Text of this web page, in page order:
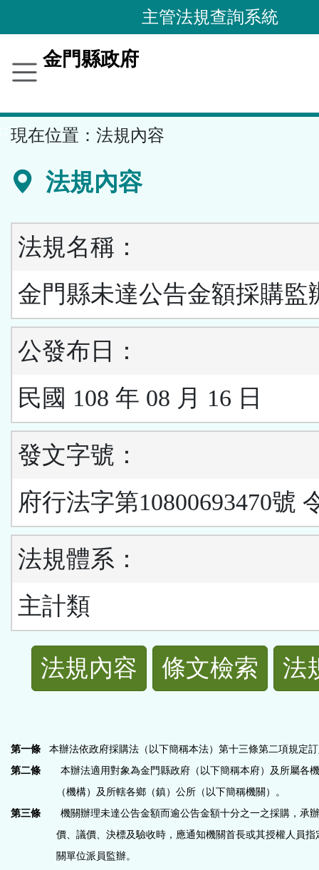
到
要
容
區
主管法規查詢系統
金門縣政府
現在位置： 法規內容
法規內容
法規名稱：
金門縣未達公告金額採購監
公發布日：
民國 108 年 08 月 16 日
發文字號：
府行法字第10800693470號
法規體系：
主計類
規
能
按
法規內容 條文檢索 法
第一條
本辦法依政府採購法（以下簡稱本法）第十三條第二項規定
第二條
本辦法適用對象為金門縣政府（以下簡稱本府）及所屬各
（機構）及所轄各鄉（鎮）公所 （以下簡稱機關）。
第三條
機關辦理未達公告金額而逾公告金額十分之一之採購，承
價、議價、決標及驗收時，應通知機關首長或其授權人員
關單位派員監辦。